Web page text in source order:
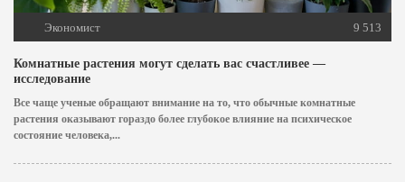
Экономист 9 513
Комнатные растения могут сделать вас счастливее —
исследование
Все чаще ученые обращают внимание на то, что обычные комнатные
растения оказывают гораздо более глубокое влияние на психическое
состояние человека,...